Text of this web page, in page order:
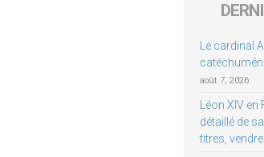
Le cardinal
août 7, 2026
Léon XIV
détaillé de
titres,